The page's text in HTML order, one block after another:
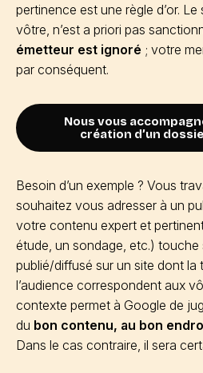
pertinence est une règle d’or.
vôtre, n’est a priori pas
émetteur est ignoré ; votre
par conséquent.
Nous vous
création d’un
Besoin d’un exemple ? Vous
souhaitez vous adresser à un
votre contenu expert et
étude, un sondage, etc.) touche
publié/diffusé sur un site dont la
l’audience correspondent aux
contexte permet à Google de
du bon contenu, au bon
Dans le cas contraire, il sera